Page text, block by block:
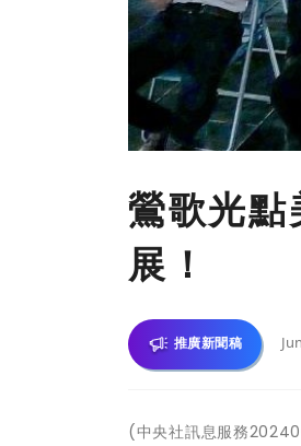
鶯歌光
展！
推廣新聞稿
(中央社訊息服務